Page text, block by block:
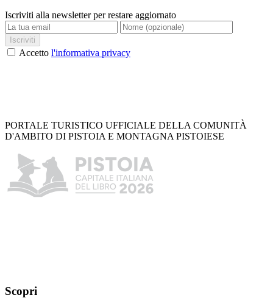
Iscriviti alla newsletter per restare aggiornato
Iscriviti
Accetto l'informativa privacy
PORTALE TURISTICO UFFICIALE DELLA COMUNITÀ
D'AMBITO DI PISTOIA E MONTAGNA PISTOIESE
Scopri